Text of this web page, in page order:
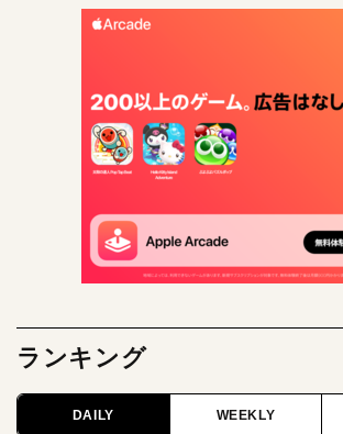
ランキング
DAILY WEEKLY